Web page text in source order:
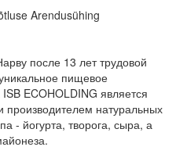
Arendusühing
после 13 лет трудовой
пищевое
ECOHOLDING является
производителем натуральных
- йогурта, творога, сыра, а